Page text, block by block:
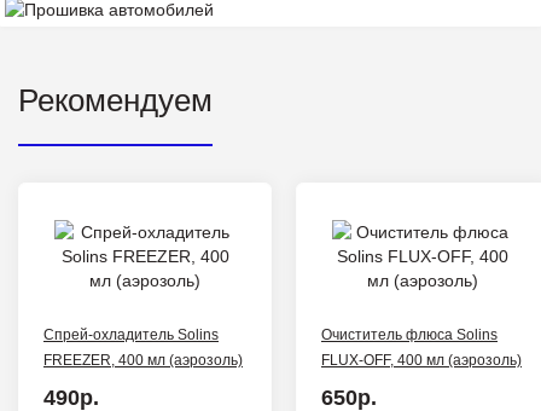
Рекомендуем
Спрей-охладитель Solins
FREEZER, 400 мл (аэрозоль)
490р.
Очиститель флюса Solins
FLUX-OFF, 400 мл (аэрозоль)
650р.